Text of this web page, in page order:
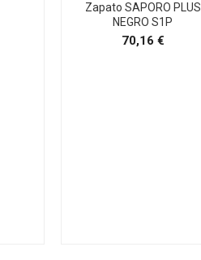
Zapato SAPORO PLUS
NEGRO S1P
70,16 €Precio